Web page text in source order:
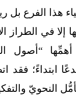
هذا الفرع بل
إلا في الطراز
“أصول
ابتداءً؛ فقد
النحويّ